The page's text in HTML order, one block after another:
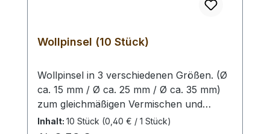
Wollpinsel (10 Stück)
Wollpinsel in 3 verschiedenen Größen. (Ø
ca. 15 mm / Ø ca. 25 mm / Ø ca. 35 mm)
zum gleichmäßigen Vermischen und
Auftragen von Lederfarbe oder Finish auf
Inhalt: 10 Stück (0,40 € / 1 Stück)